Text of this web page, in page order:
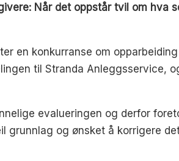
Når det oppstår tvil om hva
en konkurranse om
til Stranda Anleggsservice,
evalueringen og derfor
grunnlag og ønsket å korrigere